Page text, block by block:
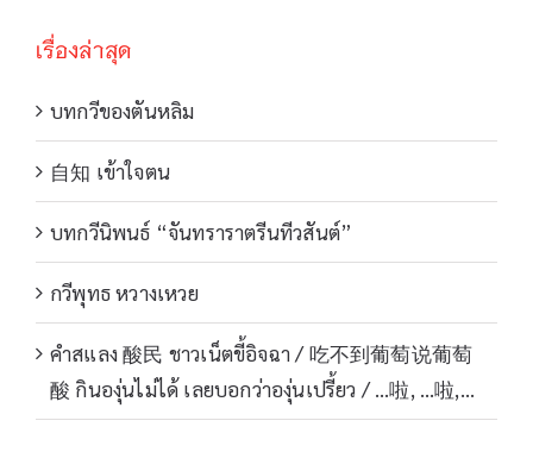
เรื่องล่าสุด
บทกวีของตันหลิม
自知 เข้าใจตน
บทกวีนิพนธ์ “จันทราราตรีนทีวสันต์”
กวีพุทธ หวางเหวย
คำสแลง 酸民 ชาวเน็ตขี้อิจฉา / 吃不到葡萄说葡萄
酸 กินองุ่นไม่ได้ เลยบอกว่าองุ่นเปรี้ยว / …啦, …啦,…